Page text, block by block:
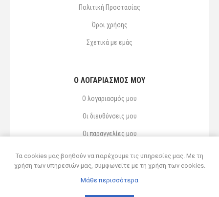
Πολιτική Προστασίας
Όροι χρήσης
Σχετικά με εμάς
Ο ΛΟΓΑΡΙΑΣΜΌΣ ΜΟΥ
Ο λογαριασμός μου
Οι διευθύνσεις μου
Οι παραγγελίες μου
Τα cookies μας βοηθούν να παρέχουμε τις υπηρεσίες μας. Με τη
χρήση των υπηρεσιών μας, συμφωνείτε με τη χρήση των cookies.
Μάθε περισσότερα